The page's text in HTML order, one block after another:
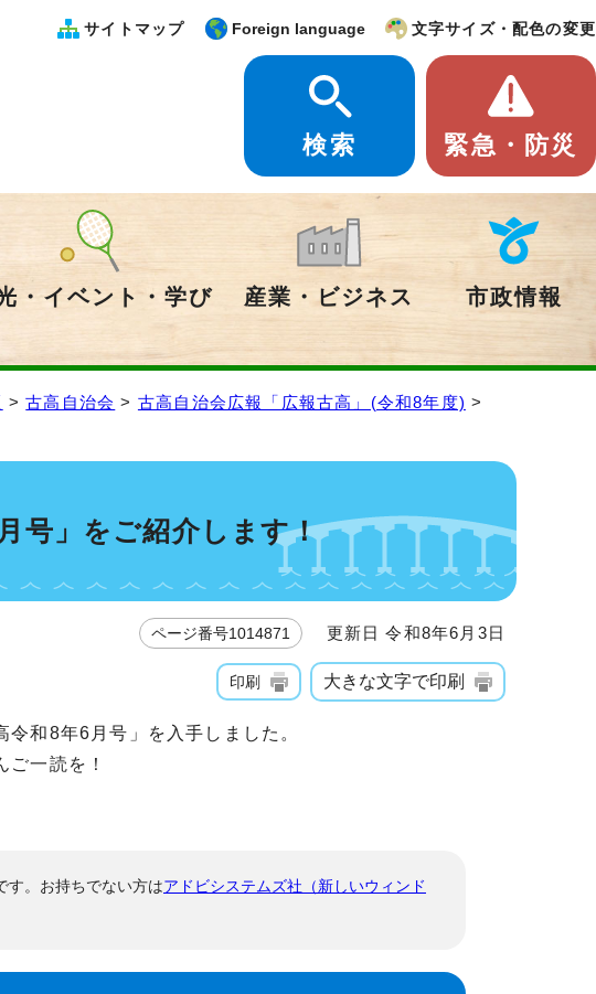
サイトマップ Foreign language 文字サイズ・配色の変更
検索 緊急・防災
・イベント・学び 産業・ビジネス 市政情報
>古高自治会 > 古高自治会広報「広報古高」(令和8年度) >
号」をご紹介します！
ページ番号1014871 更新日 令和8年6月3日
印刷 大きな文字で印刷
和8年6月号」を入手しました。
一読を！
す。お持ちでない方はアドビシステムズ社（新しいウィンド